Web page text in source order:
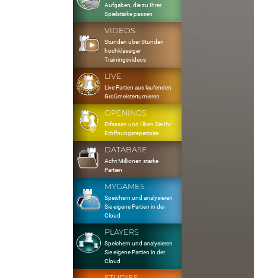
Aufgaben, die zu Ihrer
Spielstärke passen
VIDEOS
Stunden über Stunden
hochklassiger
Trainingsvideos
LIVE
Live Partien aus laufenden
Großmeisterturnieren
OPENINGS
Erfassen und Üben Sie Ihr
Eröffnungsrepertoire
DATABASE
Acht Millionen starke
Partien
MYGAMES
Speichern und analysieren
Sie eigene Partien in der
Cloud
PLAYERS
Speichern und analysieren
Sie eigene Partien in der
Cloud